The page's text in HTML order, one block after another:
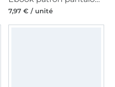
7,97 € / unité